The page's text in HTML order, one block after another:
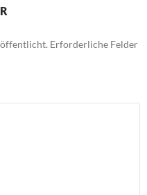
Erforderliche Felder